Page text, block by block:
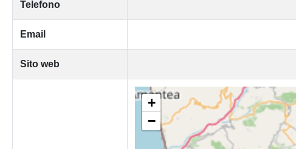
Telefono
Email
Sito web
+
−